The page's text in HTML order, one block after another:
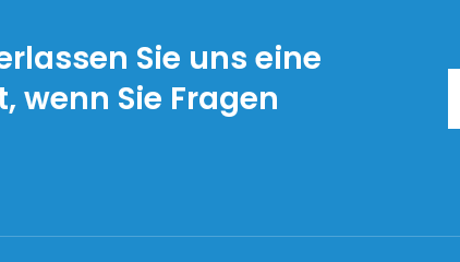
Sie uns eine
wenn Sie Fragen